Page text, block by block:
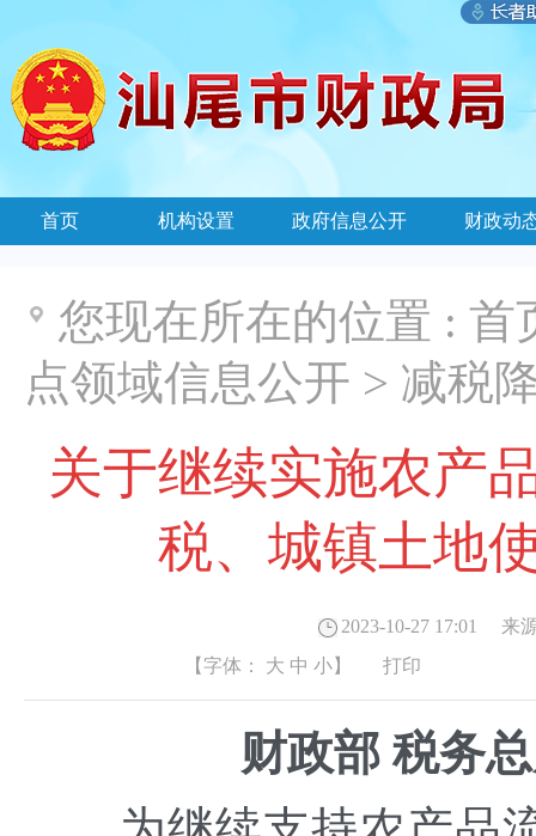
首页 机构设置 政府信息公开 财政动
您现在所在的位置 : 首
点领域信息公开 > 减税
关于继续实施农产
税、城镇土地
2023-10-27 17:01
来
【字体： 大 中 小】 打印
财政部 税务